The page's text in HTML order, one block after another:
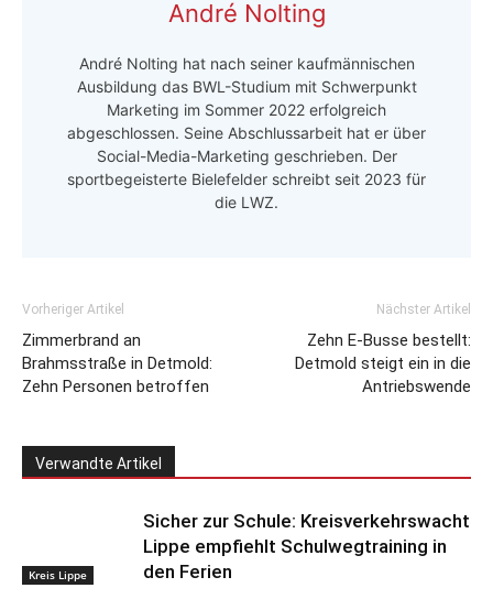
André Nolting
André Nolting hat nach seiner kaufmännischen
Ausbildung das BWL-Studium mit Schwerpunkt
Marketing im Sommer 2022 erfolgreich
abgeschlossen. Seine Abschlussarbeit hat er über
Social-Media-Marketing geschrieben. Der
sportbegeisterte Bielefelder schreibt seit 2023 für
die LWZ.
Vorheriger Artikel
Zimmerbrand an
Brahmsstraße in Detmold:
Zehn Personen betroffen
Nächster Artikel
Zehn E-Busse bestellt:
Detmold steigt ein in die
Antriebswende
Verwandte Artikel
Kreis Lippe
Sicher zur Schule: Kreisverkehrswacht
Lippe empfiehlt Schulwegtraining in
den Ferien